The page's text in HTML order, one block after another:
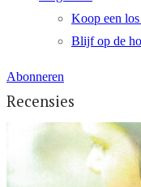
Koop een
Blijf op de
Abonneren
Recensies